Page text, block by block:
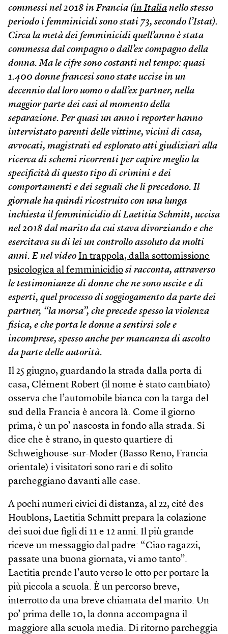
commessi nel 2018 in Francia (in Italia nello stesso
periodo i femminicidi sono stati 73, secondo l’Istat).
Circa la metà dei femminicidi quell’anno è stata
commessa dal compagno o dall’ex compagno della
donna. Ma le cifre sono costanti nel tempo: quasi
1.400 donne francesi sono state uccise in un
decennio dal loro uomo o dall’ex partner, nella
maggior parte dei casi al momento della
separazione. Per quasi un anno i reporter hanno
intervistato parenti delle vittime, vicini di casa,
avvocati, magistrati ed esplorato atti giudiziari alla
ricerca di schemi ricorrenti per capire meglio la
specificità di questo tipo di crimini e dei
comportamenti e dei segnali che li precedono. Il
giornale ha quindi ricostruito con una lunga
inchiesta il femminicidio di Laetitia Schmitt, uccisa
nel 2018 dal marito da cui stava divorziando e che
esercitava su di lei un controllo assoluto da molti
anni. E nel video In trappola, dalla sottomissione
psicologica al femminicidio si racconta, attraverso
le testimonianze di donne che ne sono uscite e di
esperti, quel processo di soggiogamento da parte dei
partner, “la morsa”, che precede spesso la violenza
fisica, e che porta le donne a sentirsi sole e
incomprese, spesso anche per mancanza di ascolto
da parte delle autorità.
Il 25 giugno, guardando la strada dalla porta di
casa, Clément Robert (il nome è stato cambiato)
osserva che l’automobile bianca con la targa del
sud della Francia è ancora là. Come il giorno
prima, è un po’ nascosta in fondo alla strada. Si
dice che è strano, in questo quartiere di
Schweighouse-sur-Moder (Basso Reno, Francia
orientale) i visitatori sono rari e di solito
parcheggiano davanti alle case.
A pochi numeri civici di distanza, al 22, cité des
Houblons, Laetitia Schmitt prepara la colazione
dei suoi due figli di 11 e 12 anni. Il più grande
riceve un messaggio dal padre: “Ciao ragazzi,
passate una buona giornata, vi amo tanto”.
Laetitia prende l’auto verso le otto per portare la
più piccola a scuola. È un percorso breve,
interrotto da una breve chiamata del marito. Un
po’ prima delle 10, la donna accompagna il
maggiore alla scuola media. Di ritorno parcheggia